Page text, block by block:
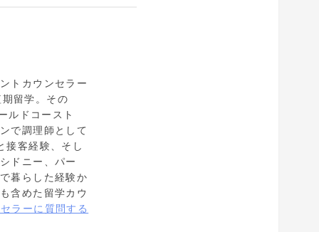
トカウンセラー
留学。その
ルドコースト
で調理師として
接客経験、そし
ドニー、パー
暮らした経験か
含めた留学カウ
ラーに質問する